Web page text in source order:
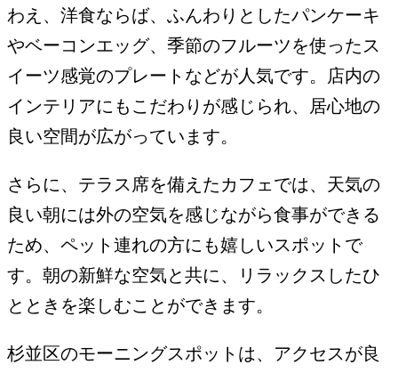
わえ、洋食ならば、ふんわりとしたパンケーキ
やベーコンエッグ、季節のフルーツを使ったス
イーツ感覚のプレートなどが人気です。店内の
インテリアにもこだわりが感じられ、居心地の
良い空間が広がっています。
さらに、テラス席を備えたカフェでは、天気の
良い朝には外の空気を感じながら食事ができる
ため、ペット連れの方にも嬉しいスポットで
す。朝の新鮮な空気と共に、リラックスしたひ
とときを楽しむことができます。
杉並区のモーニングスポットは、アクセスが良